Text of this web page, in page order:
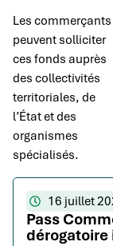
Les commerçants
peuvent solliciter
ces fonds auprès
des collectivités
territoriales, de
l’État et des
organismes
spécialisés.
16 juillet
Pass